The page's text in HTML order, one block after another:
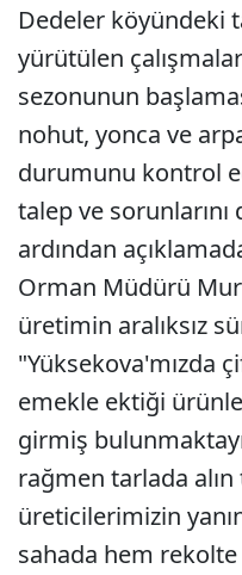
Dedeler köyündeki
yürütülen
sezonunun
nohut, yonca ve
durumunu kontrol
talep ve
ardından
Orman Müdürü
üretimin aralıksız
"Yüksekova'mızda
emekle ektiği
girmiş
rağmen tarlada
üreticilerimizin
sahada hem